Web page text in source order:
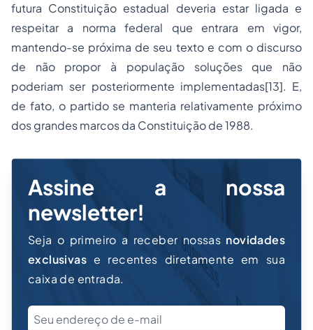
futura Constituição estadual deveria estar ligada e
respeitar a norma federal que entrara em vigor,
mantendo-se próxima de seu texto e com o discurso
de não propor à população soluções que não
poderiam ser posteriormente implementadas[13]. E,
de fato, o partido se manteria relativamente próximo
dos grandes marcos da Constituição de 1988.
Assine a nossa
newsletter!
Seja o primeiro a receber nossas novidades
exclusivas e recentes diretamente em sua
caixa de entrada.